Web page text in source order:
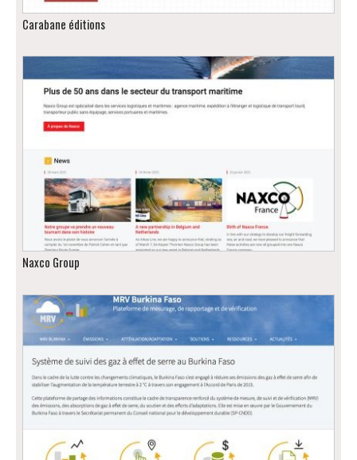
Carabane éditions
Naxco Group